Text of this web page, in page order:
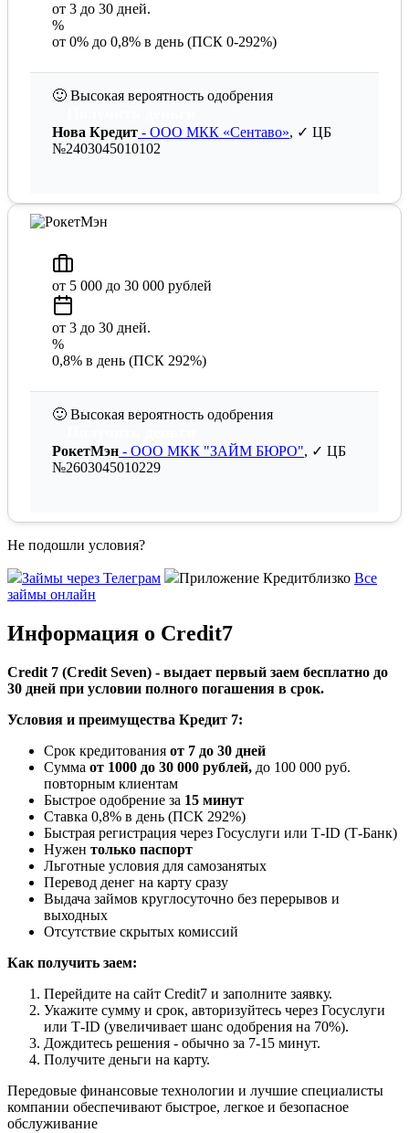
от 3 до 30 дней.
%
от 0% до 0,8% в день (ПСК 0-292%)
🙂 Высокая вероятность одобрения
Нова Кредит - ООО МКК «Сентаво», ✓ ЦБ
№2403045010102
от 5 000 до 30 000 рублей
от 3 до 30 дней.
%
0,8% в день (ПСК 292%)
🙂 Высокая вероятность одобрения
РокетМэн - ООО МКК "ЗАЙМ БЮРО", ✓ ЦБ
№2603045010229
Не подошли условия?
Займы через Телеграм Приложение Кредитблизко Все
займы онлайн
Информация о Credit7
Credit 7 (Credit Seven) - выдает первый заем бесплатно до
30 дней при условии полного погашения в срок.
Условия и преимущества Кредит 7:
Срок кредитования от 7 до 30 дней
Сумма от 1000 до 30 000 рублей, до 100 000 руб.
повторным клиентам
Быстрое одобрение за 15 минут
Ставка 0,8% в день (ПСК 292%)
Быстрая регистрация через Госуслуги или Т-ID (Т-Банк)
Нужен только паспорт
Льготные условия для самозанятых
Перевод денег на карту сразу
Выдача займов круглосуточно без перерывов и
выходных
Отсутствие скрытых комиссий
Как получить заем:
Перейдите на сайт Credit7 и заполните заявку.
Укажите сумму и срок, авторизуйтесь через Госуслуги
или Т-ID (увеличивает шанс одобрения на 70%).
Дождитесь решения - обычно за 7-15 минут.
Получите деньги на карту.
Передовые финансовые технологии и лучшие специалисты
компании обеспечивают быстрое, легкое и безопасное
обслуживание